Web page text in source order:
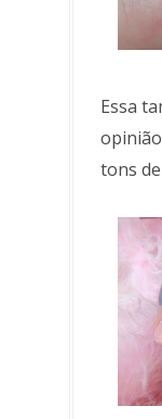
Essa
tons